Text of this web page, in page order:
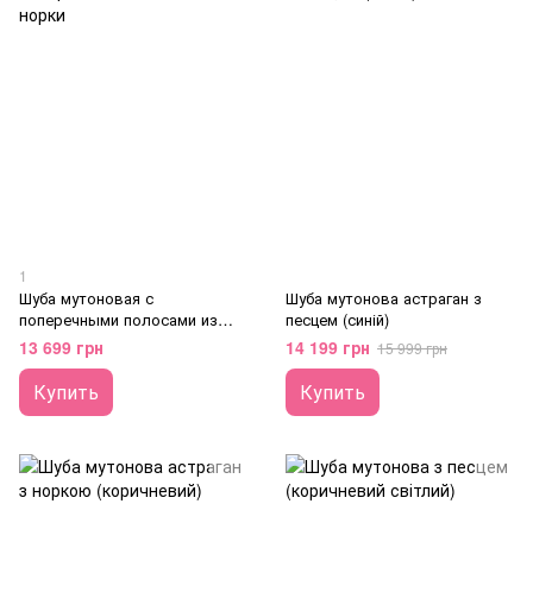
1
Шуба мутоновая с
поперечными полосами из
норки
13 699 грн
Купить
Шуба мутонова астраган з
песцем (синій)
14 199 грн 15 999 грн
Купить